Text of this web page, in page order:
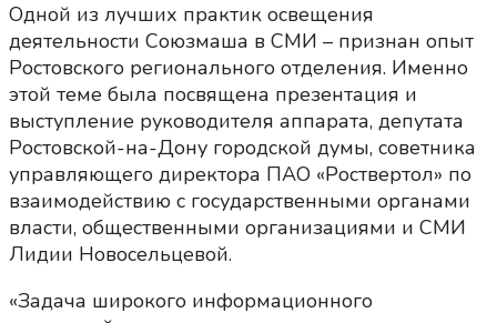
Одной из лучших практик освещения
деятельности Союзмаша в СМИ – признан опыт
Ростовского регионального отделения. Именно
этой теме была посвящена презентация и
выступление руководителя аппарата, депутата
Ростовской-на-Дону городской думы, советника
управляющего директора ПАО «Роствертол» по
взаимодействию с государственными органами
власти, общественными организациями и СМИ
Лидии Новосельцевой.
«Задача широкого информационного